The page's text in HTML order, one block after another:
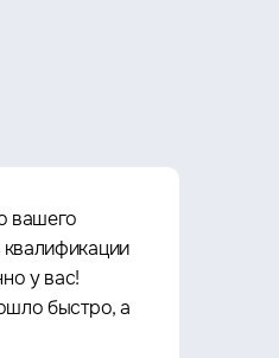
вашего
у вас!
быстро, а